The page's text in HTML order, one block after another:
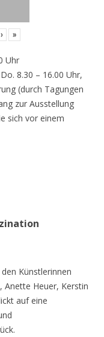
› »
Uhr
8.30 – 16.00 Uhr,
(durch Tagungen
zur Ausstellung
sich vor einem
Künstlerinnen
Anette Heuer, Kerstin
auf eine